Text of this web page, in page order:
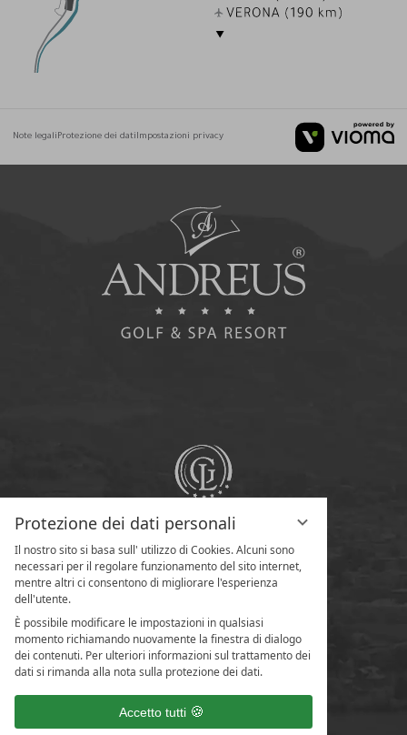
Protezione dei dati personali
Il nostro sito si basa sull' utilizzo di Cookies. Alcuni sono
necessari per il regolare funzionamento del sito internet,
mentre altri ci consentono di migliorare l'esperienza
dell'utente.
È possibile modificare le impostazioni in qualsiasi
momento richiamando nuovamente la finestra di dialogo
dei contenuti. Per ulteriori informazioni sul trattamento dei
dati si rimanda alla nota sulla protezione dei dati.
Accetto tutti
Note legaliProtezione dei datiImpostazioni privacy